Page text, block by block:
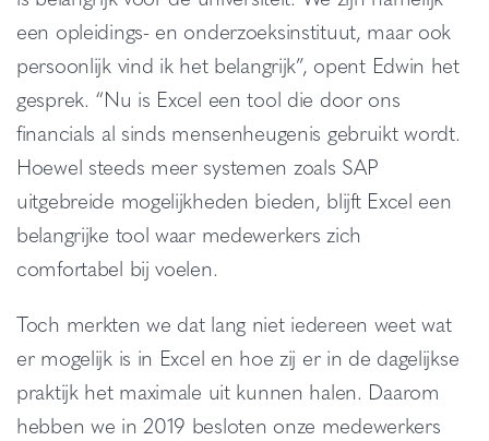
een opleidings- en onderzoeksinstituut, maar ook
persoonlijk vind ik het belangrijk”, opent Edwin het
gesprek. “Nu is Excel een tool die door ons
financials al sinds mensenheugenis gebruikt wordt.
Hoewel steeds meer systemen zoals SAP
uitgebreide mogelijkheden bieden, blijft Excel een
belangrijke tool waar medewerkers zich
comfortabel bij voelen.
Toch merkten we dat lang niet iedereen weet wat
er mogelijk is in Excel en hoe zij er in de dagelijkse
praktijk het maximale uit kunnen halen. Daarom
hebben we in 2019 besloten onze medewerkers